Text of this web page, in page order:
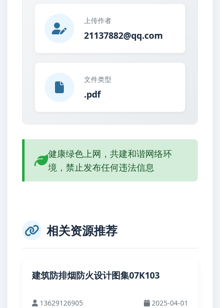
上传作者
21137882@qq.com
文件类型
.pdf
健康绿色上网，共建和谐网络环
境，禁止发布任何违法信息
相关资源推荐
建筑防排烟防火设计图集07K103
13629126905 2025-04-01